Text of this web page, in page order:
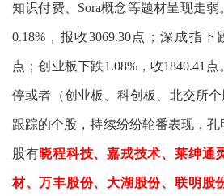
知识付费、Sora概念等题材呈现走
0.18%，报收3069.30点；深成指下
点；创业板下跌1.08%，收1840.41
停或者（创业板、科创板、北交所
跟踪的个股，持续纷纷轮番表现，
股有晓程科技、嘉戎技术、莱绅通
材、万丰股份、大湖股份、联明股